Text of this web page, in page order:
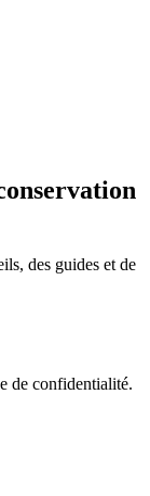
des guides et de
de confidentialité.